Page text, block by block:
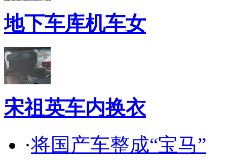
地下车库机车女
宋祖英车内换衣
·将国产车整成“宝马”